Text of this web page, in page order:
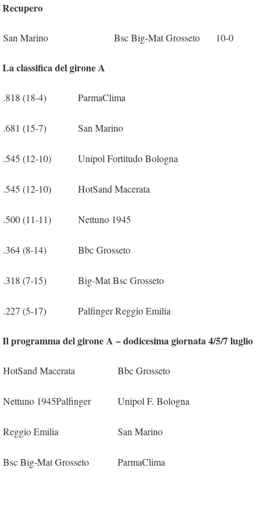
Recupero
San Marino Bsc Big-Mat Grosseto 10-0
La classifica del girone A
.818 (18-4) ParmaClima
.681 (15-7) San Marino
.545 (12-10) Unipol Fortitudo Bologna
.545 (12-10) HotSand Macerata
.500 (11-11) Nettuno 1945
.364 (8-14) Bbc Grosseto
.318 (7-15) Big-Mat Bsc Grosseto
.227 (5-17) Palfinger Reggio Emilia
Il programma del girone A – dodicesima giornata 4/5/7 luglio
HotSand Macerata Bbc Grosseto
Nettuno 1945Palfinger Unipol F. Bologna
Reggio Emilia San Marino
Bsc Big-Mat Grosseto ParmaClima